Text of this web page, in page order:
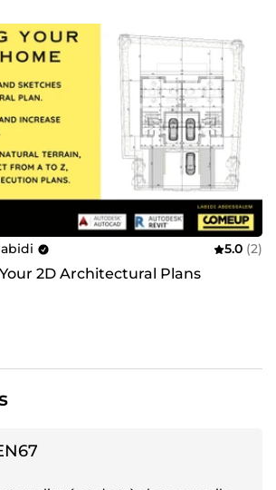
5.0 (2)
2D Architectural Plans